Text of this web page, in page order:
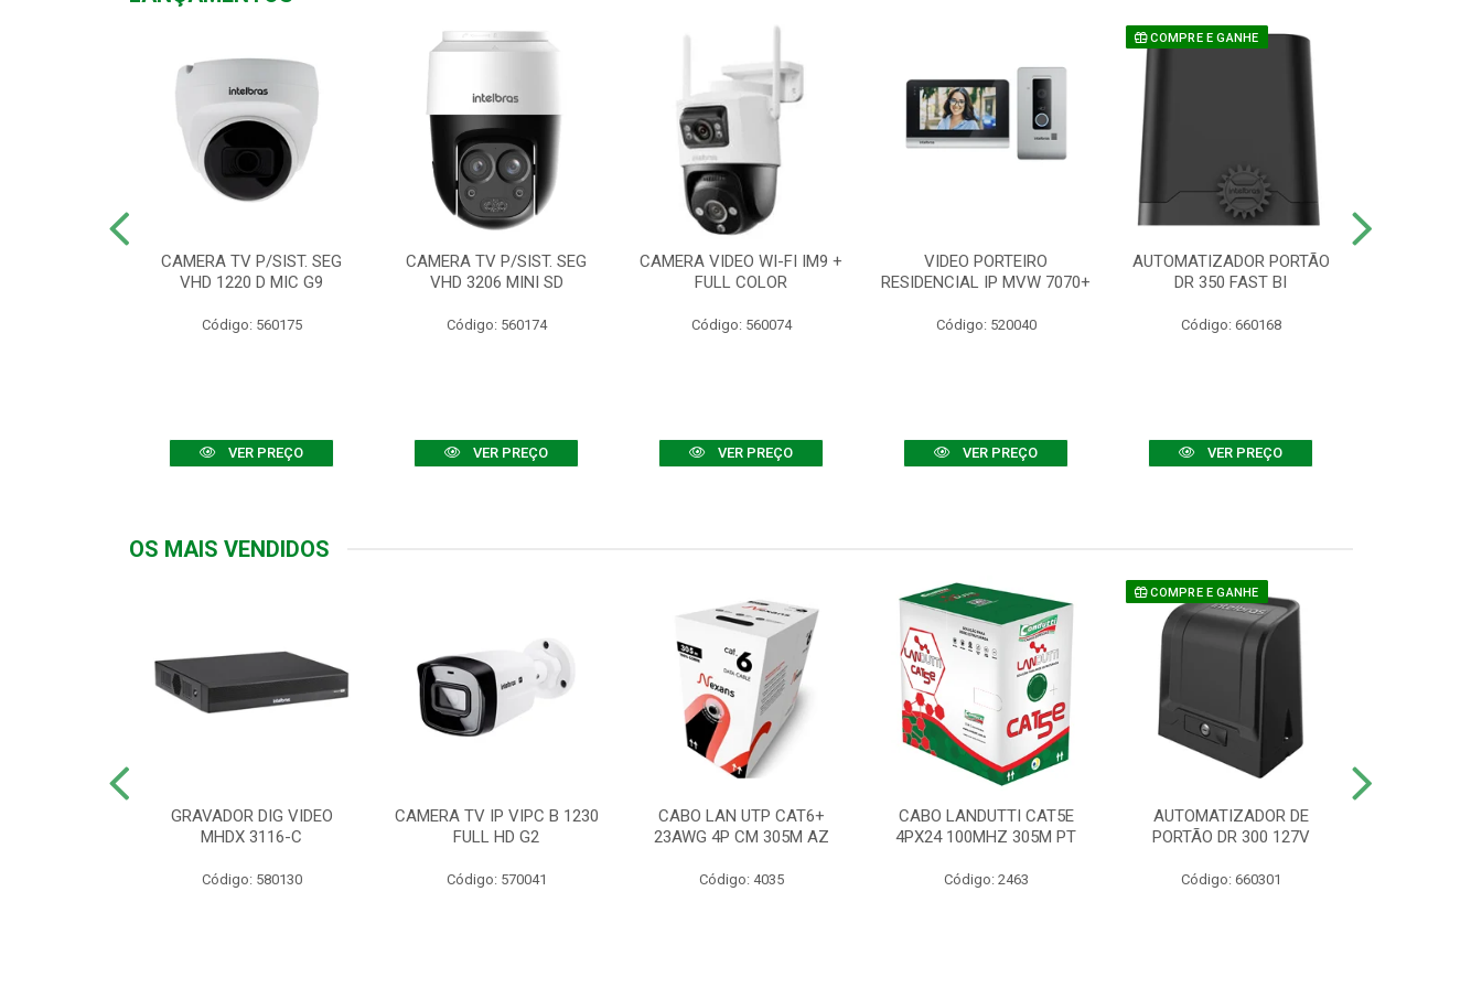
CAMERA TV P/SIST. SEG
VHD 1220 D MIC G9
Código: 560175
VER PREÇO
CAMERA TV P/SIST. SEG
VHD 3206 MINI SD
Código: 560174
VER PREÇO
CAMERA VIDEO WI-FI IM9 +
FULL COLOR
Código: 560074
VER PREÇO
VIDEO PORTEIRO
RESIDENCIAL IP MVW 7070+
Código: 520040
VER PREÇO
COMPRE E GANHE
AUTOMATIZADOR PORTÃO
DR 350 FAST BI
Código: 660168
VER PREÇO
OS MAIS VENDIDOS
GRAVADOR DIG VIDEO
MHDX 3116-C
Código: 580130
CAMERA TV IP VIPC B 1230
FULL HD G2
Código: 570041
CABO LAN UTP CAT6+
23AWG 4P CM 305M AZ
Código: 4035
CABO LANDUTTI CAT5E
4PX24 100MHZ 305M PT
Código: 2463
COMPRE E GANHE
AUTOMATIZADOR DE
PORTÃO DR 300 127V
Código: 660301